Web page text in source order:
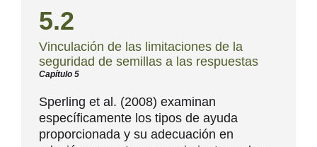
5.2
Vinculación de las limitaciones de la
seguridad de semillas a las respuestas
Capítulo 5
Sperling et al. (2008) examinan
específicamente los tipos de ayuda
proporcionada y su adecuación en